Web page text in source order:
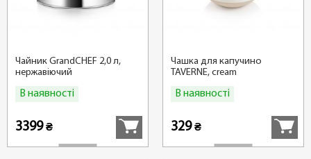
Чайник GrandCHEF 2,0 л,
нержавіючий
В наявності
3399₴
Чашка для капучино
TAVERNE, cream
В наявності
329₴